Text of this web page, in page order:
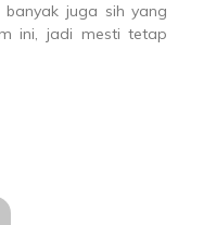
banyak juga sih yang
ini, jadi mesti tetap